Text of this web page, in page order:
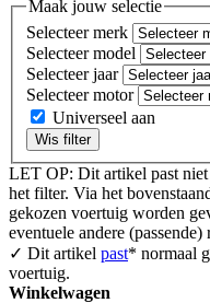
Maak jouw selectie
Selecteer merk
Selecteer model
Selecteer jaar
Selecteer motor
Universeel aan
Wis filter
LET OP: Dit artikel past
het filter. Via het
gekozen voertuig worden
eventuele andere (passende)
✓ Dit artikel past* normaal
voertuig.
Winkelwagen